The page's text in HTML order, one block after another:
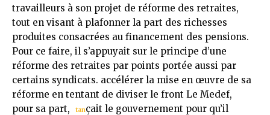
travailleurs à son projet de réforme des retraites,
tout en visant à plafonner la part des richesses
produites consacrées au financement des pensions.
Pour ce faire, il s’appuyait sur le principe d’une
réforme des retraites par points portée aussi par
certains syndicats. accélérer la mise en œuvre de sa
réforme en tentant de diviser le front Le Medef,
pour sa part,
tançait le gouvernement pour qu’il